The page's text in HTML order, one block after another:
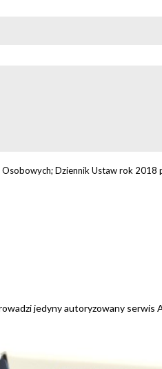
Dziennik Ustaw rok 2018
jedyny autoryzowany serwis